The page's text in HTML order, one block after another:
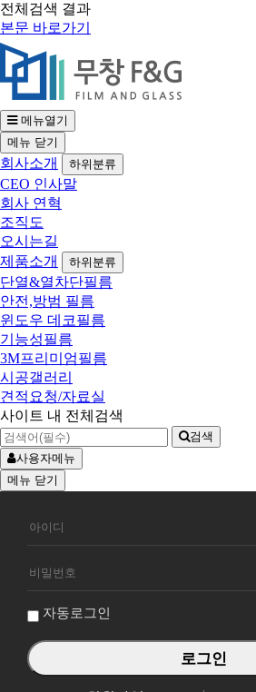
전체검색 결과
본문 바로가기
메뉴열기
메뉴 닫기
회사소개 하위분류
CEO 인사말
회사 연혁
조직도
오시는길
제품소개
하위분류
단열&열차단필름
안전,방범 필름
윈도우 데코필름
기능성필름
3M프리미엄필름
시공갤러리
견적요청/자료실
사이트 내 전체검색
검색
사용자메뉴
메뉴 닫기
원
그
인
자동로그인